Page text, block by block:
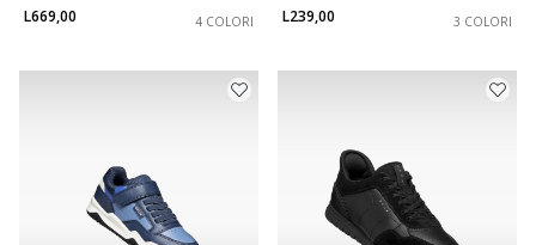
L669,00
4 COLORI
L239,00
3 COLORI